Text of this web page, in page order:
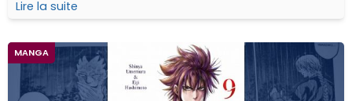
Lire la suite
MANGA